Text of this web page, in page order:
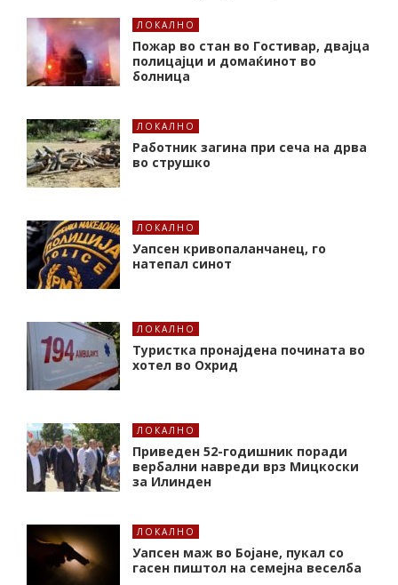
ЛОКАЛНО
Пожар во стан во Гостивар, двајца
полицајци и домаќинот во
болница
ЛОКАЛНО
Работник загина при сеча на дрва
во струшко
ЛОКАЛНО
Уапсен кривопаланчанец, го
натепал синот
ЛОКАЛНО
Туристка пронајдена почината во
хотел во Охрид
ЛОКАЛНО
Приведен 52-годишник поради
вербални навреди врз Мицкоски
за Илинден
ЛОКАЛНО
Уапсен маж во Бојане, пукал со
гасен пиштол на семејна веселба